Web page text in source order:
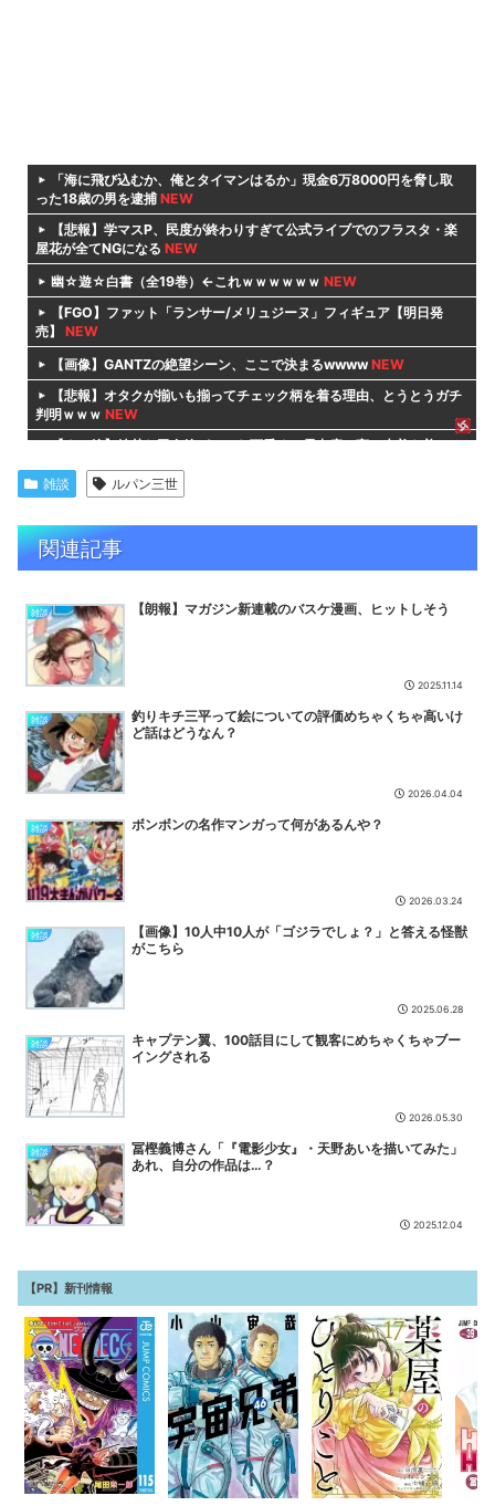
「海に飛び込むか、俺とタイマンはるか」現金6万8000円を脅し取
った18歳の男を逮捕 NEW
【悲報】学マスP、民度が終わりすぎて公式ライブでのフラスタ・楽
屋花が全てNGになる NEW
幽☆遊☆白書（全19巻）←これｗｗｗｗｗｗ NEW
【FGO】ファット「ランサー/メリュジーヌ」フィギュア【明日発
売】
NEW
【画像】GANTZの絶望シーン、ここで決まるwwww NEW
【悲報】オタクが揃いも揃ってチェック柄を着る理由、とうとうガチ
判明ｗｗｗ NEW
【ウマ娘】純朴な田舎娘がこんな可愛くて露出度の高い水着を着てる
【NTE まとめ】新キャラ「残虹」のリーク情報とイベント「オーク
【競馬】凄いんだけど求めていた凄さとは違ったやつ
ONE PIECE尾田さん 「僕とその辺の連載作家は同じく『漫画家』と
呼ばれるけど、それが不満で。」
【ウマ娘】サマーカットにしてもらった忠犬ミラ公！
相撲の横綱ってそもそも「力士の最高峰という座に相応しいかどう
か」で決めるべきであって横綱に相応しい者がいないなら別に不在...
NEW
【NEEDY GIRL OVERDOSE】グッスマ「超絶最かわてんしちゃん
Anniversary Party Ver....
ドランゴボールのチチが教育ママになった理由ｗｗｗｗｗ
【悲報】子供に「炭治郎」「杏寿郎」「無惨」と名付けるバカ親、ガ
チで急増してるらしいｗｗｗｗ
【ウマ娘】ライトオも負けを認めてしまうサイレンススズカ定規概念
【急募】作中最強だと思ったのにアッサリ死んだキャラ←誰そうぞう
した？ NEW
【画像】有志によって最強の「美少女ゲームランキング」が発
表！!！ あの名作も
【画像】週刊少年マガジン、限界突破 NEW
雑談 ルパン三世
関連記事
雑談 【朗報】マガジン新連載のバスケ漫画、ヒットしそう
2025.11.14
雑談
釣りキチ三平って絵についての評価めちゃくちゃ高いけ
ど話はどうなん？
2026.04.04
雑談 ボンボンの名作マンガって何があるんや？
2026.03.24
雑談
【画像】10人中10人が「ゴジラでしょ？」と答える怪獣
がこちら
2025.06.28
雑談
キャプテン翼、100話目にして観客にめちゃくちゃブー
イングされる
2026.05.30
雑談
冨樫義博さん「『電影少女』・天野あいを描いてみた」
あれ、自分の作品は…？
2025.12.04
【PR】新刊情報